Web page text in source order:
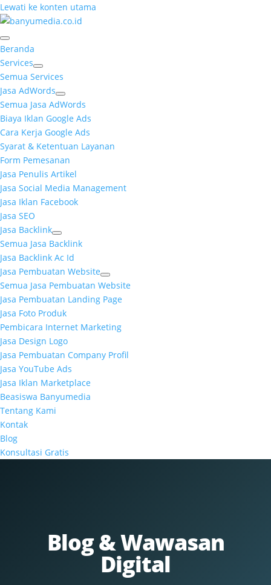
Lewati ke konten utama
Beranda
Services
Semua Services
Jasa AdWords
Semua Jasa AdWords
Biaya Iklan Google Ads
Cara Kerja Google Ads
Syarat & Ketentuan Layanan
Form Pemesanan
Jasa Penulis Artikel
Jasa Social Media Management
Jasa Iklan Facebook
Jasa SEO
Jasa Backlink
Semua Jasa Backlink
Jasa Backlink Ac Id
Jasa Pembuatan Website
Semua Jasa Pembuatan Website
Jasa Pembuatan Landing Page
Jasa Foto Produk
Pembicara Internet Marketing
Jasa Design Logo
Jasa Pembuatan Company Profil
Jasa YouTube Ads
Jasa Iklan Marketplace
Beasiswa Banyumedia
Tentang Kami
Kontak
Blog
Konsultasi Gratis
Blog & Wawasan
Digital